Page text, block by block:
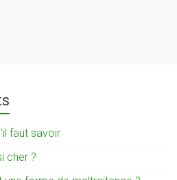
faut savoir
cher ?